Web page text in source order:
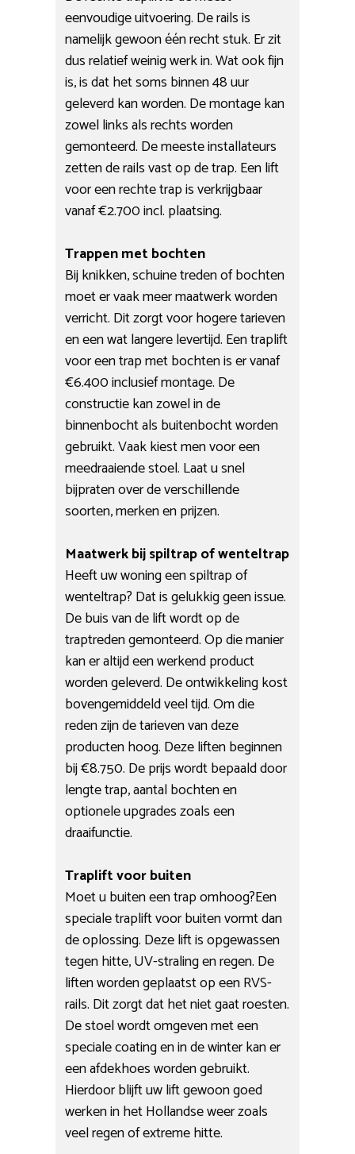
eenvoudige uitvoering. De rails is
namelijk gewoon één recht stuk. Er zit
dus relatief weinig werk in. Wat ook fijn
is, is dat het soms binnen 48 uur
geleverd kan worden. De montage kan
zowel links als rechts worden
gemonteerd. De meeste installateurs
zetten de rails vast op de trap. Een lift
voor een rechte trap is verkrijgbaar
vanaf €2.700 incl. plaatsing.
Trappen met bochten
Bij knikken, schuine treden of bochten
moet er vaak meer maatwerk worden
verricht. Dit zorgt voor hogere tarieven
en een wat langere levertijd. Een traplift
voor een trap met bochten is er vanaf
€6.400 inclusief montage. De
constructie kan zowel in de
binnenbocht als buitenbocht worden
gebruikt. Vaak kiest men voor een
meedraaiende stoel. Laat u snel
bijpraten over de verschillende
soorten, merken en prijzen.
Maatwerk bij spiltrap of wenteltrap
Heeft uw woning een spiltrap of
wenteltrap? Dat is gelukkig geen issue.
De buis van de lift wordt op de
traptreden gemonteerd. Op die manier
kan er altijd een werkend product
worden geleverd. De ontwikkeling kost
bovengemiddeld veel tijd. Om die
reden zijn de tarieven van deze
producten hoog. Deze liften beginnen
bij €8.750. De prijs wordt bepaald door
lengte trap, aantal bochten en
optionele upgrades zoals een
draaifunctie.
Traplift voor buiten
Moet u buiten een trap omhoog?Een
speciale traplift voor buiten vormt dan
de oplossing. Deze lift is opgewassen
tegen hitte, UV-straling en regen. De
liften worden geplaatst op een RVS-
rails. Dit zorgt dat het niet gaat roesten.
De stoel wordt omgeven met een
speciale coating en in de winter kan er
een afdekhoes worden gebruikt.
Hierdoor blijft uw lift gewoon goed
werken in het Hollandse weer zoals
veel regen of extreme hitte.